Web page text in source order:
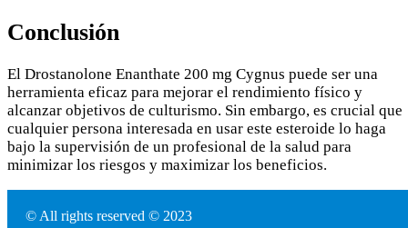
Conclusión
El Drostanolone Enanthate 200 mg Cygnus puede ser una
herramienta eficaz para mejorar el rendimiento físico y
alcanzar objetivos de culturismo. Sin embargo, es crucial que
cualquier persona interesada en usar este esteroide lo haga
bajo la supervisión de un profesional de la salud para
minimizar los riesgos y maximizar los beneficios.
© All rights reserved © 2023